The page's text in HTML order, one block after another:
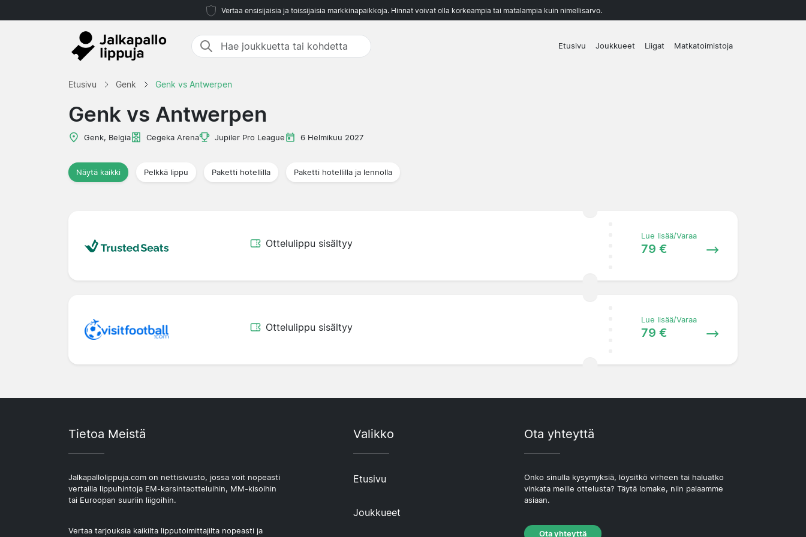
Vertaa ensisijaisia ja toissijaisia markkinapaikkoja. Hinnat voivat olla korkeampia tai matalampia kuin nimellisarvo.
Etusivu Joukkueet Liigat Matkatoimistoja
Etusivu Genk Genk vs Antwerpen
Genk vs Antwerpen
Genk, Belgia Cegeka Arena Jupiler Pro League 6 Helmikuu 2027
Näytä kaikki Pelkkä lippu Paketti hotellilla Paketti hotellilla ja lennolla
Ottelulippu sisältyy
Lue lisää/Varaa
79 €
Ottelulippu sisältyy
Lue lisää/Varaa
79 €
Tietoa Meistä
Jalkapallolippuja.com on nettisivusto, jossa voit nopeasti
vertailla lippuhintoja EM-karsintaotteluihin, MM-kisoihin
tai Euroopan suuriin liigoihin.
Vertaa tarjouksia kaikilta lipputoimittajilta nopeasti ja
Valikko
Etusivu
Joukkueet
Ota yhteyttä
Onko sinulla kysymyksiä, löysitkö virheen tai haluatko
vinkata meille ottelusta? Täytä lomake, niin palaamme
asiaan.
Ota yhteyttä